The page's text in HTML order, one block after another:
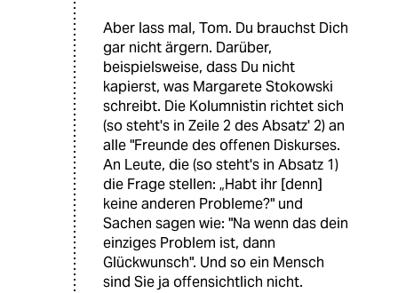
Aber lass mal, Tom. Du brauchst Dich
gar nicht ärgern. Darüber,
beispielsweise, dass Du nicht
kapierst, was Margarete Stokowski
schreibt. Die Kolumnistin richtet sich
(so steht's in Zeile 2 des Absatz' 2) an
alle "Freunde des offenen Diskurses.
An Leute, die (so steht's in Absatz 1)
die Frage stellen: „Habt ihr [denn]
keine anderen Probleme?" und
Sachen sagen wie: "Na wenn das dein
einziges Problem ist, dann
Glückwunsch". Und so ein Mensch
sind Sie ja offensichtlich nicht.